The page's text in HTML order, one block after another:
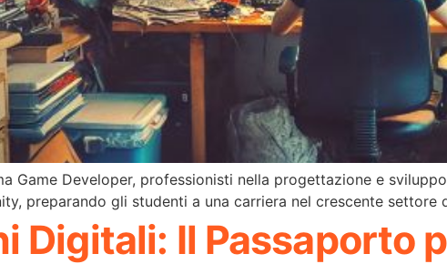
Game Developer, professionisti nella progettazione e
preparando gli studenti a una carriera nel crescente settore
Digitali: Il Passaporto